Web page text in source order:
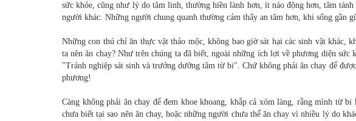
sức khỏe, cũng như lý do tâm linh, thường hiền lành hơn, ít náo động hơn, tâm
người khác. Những người chung quanh thường cảm thấy an tâm hơn, khi sống gần
Những con thú chỉ ăn thực vật thảo mộc, không bao giờ sát hại các sinh vật khác,
ta nên ăn chay? Như trên chúng ta đã biết, ngoài những ích lợi về phương diện sức
"Tránh nghiệp sát sinh và trưởng dưỡng tâm từ bi". Chứ không phải ăn chay để
phương!
Càng không phải ăn chay để đem khoe khoang, khắp cả xóm làng, rằng mình từ
chưa biết tại sao nên ăn chay, hoặc những người chưa thể ăn chay vì nhiều lý do